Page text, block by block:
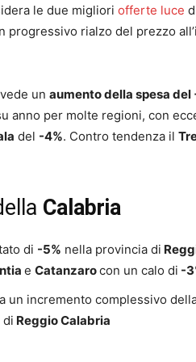
le due migliori offerte luce
progressivo rialzo del prezzo
vede un aumento della spesa del
anno per molte regioni, con
del -4%. Contro tendenza il
Calabria
di -5% nella provincia di
e Catanzarocon un calo di -
un incremento complessivo
di Reggio Calabria